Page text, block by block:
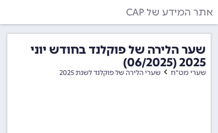
אתר המידע של CAP
שער הלירה של פוקלנד בחודש יוני
2025 (06/2025)
שערי מט"ח שערי הלירה של פוקלנד לשנת 2025